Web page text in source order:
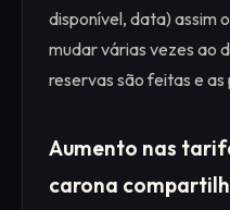
disponível, data) assim
mudar várias vezes ao
reservas são feitas e
Aumento nas
carona